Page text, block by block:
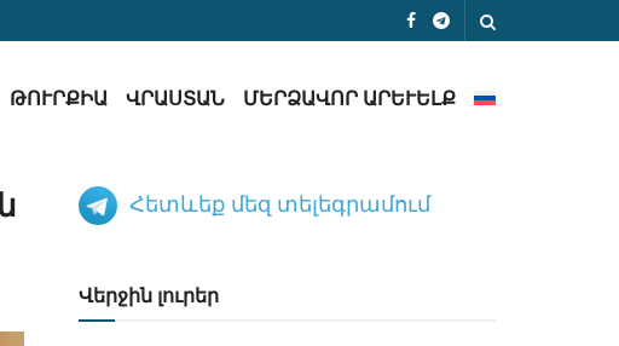
ԹՈՒՐՔԻԱ ՎՐԱՍՏԱՆ ՄԵՐՁԱՎՈՐ ԱՐԵՒԵԼՔ
Հետևեք մեզ տելեգրամում
Վերջին լուրեր